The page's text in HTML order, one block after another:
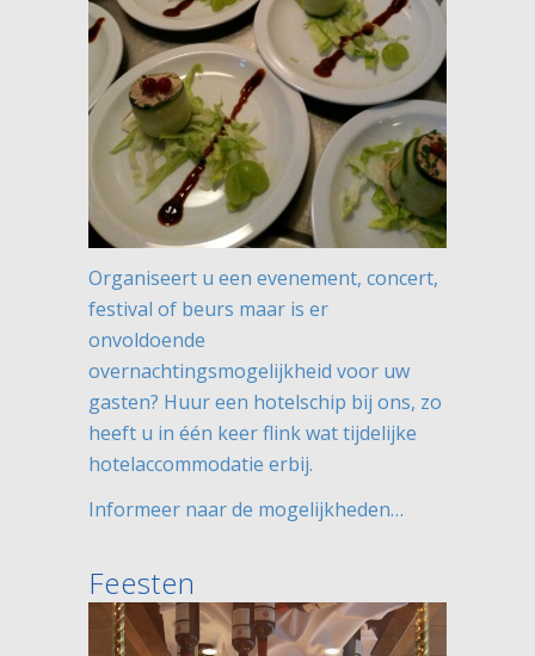
Organiseert u een evenement, concert,
festival of beurs maar is er
onvoldoende
overnachtingsmogelijkheid voor uw
gasten? Huur een hotelschip bij ons, zo
heeft u in één keer flink wat tijdelijke
hotelaccommodatie erbij.
Informeer naar de mogelijkheden…
Feesten